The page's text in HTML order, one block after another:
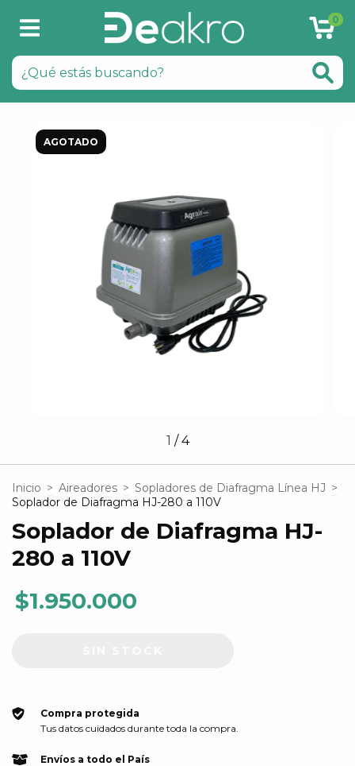
0
AGOTADO
1 /4
Inicio > Aireadores > Sopladores de Diafragma Línea HJ >
Soplador de Diafragma HJ-280 a 110V
Soplador de Diafragma HJ-
280 a 110V
$1.950.000
Compra protegida
Tus datos cuidados durante toda la compra.
Envíos a todo el País